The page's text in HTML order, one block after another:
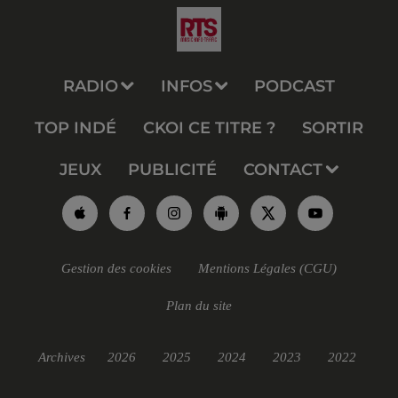
RADIO INFOS PODCAST
TOP INDÉ CKOI CE TITRE ? SORTIR
JEUX PUBLICITÉ CONTACT
Gestion des cookies Mentions Légales (CGU)
Plan du site
Archives 2026 2025 2024 2023 2022